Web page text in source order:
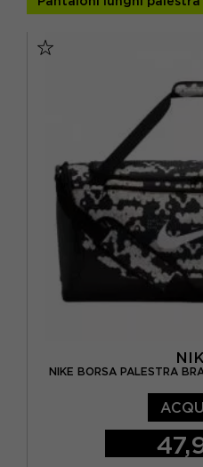
BLU
MULTICOLORE (1)
NERO (23)
ROSSO
NIKE BORSA PALESTRA